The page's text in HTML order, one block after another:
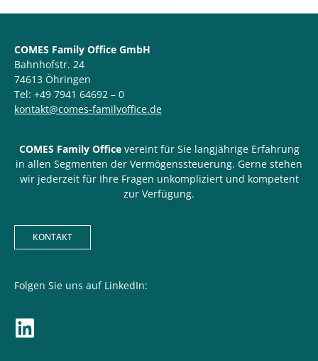
COMES Family Office GmbH
Bahnhofstr. 24
74613 Öhringen
Tel: +49 7941 64692 – 0
kontakt@comes-familyoffice.de
COMES Family Office vereint für Sie langjährige Erfahrung
in allen Segmenten der Vermögenssteuerung. Gerne stehen
wir jederzeit für Ihre Fragen unkompliziert und kompetent
zur Verfügung.
KONTAKT
Folgen Sie uns auf LinkedIn: